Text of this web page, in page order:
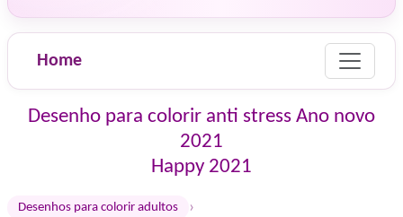
Home
Desenho para colorir anti stress Ano novo
2021
Happy 2021
Desenhos para colorir adultos ›